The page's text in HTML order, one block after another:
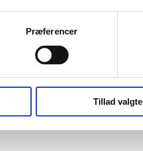
Præferencer
Tillad valgte